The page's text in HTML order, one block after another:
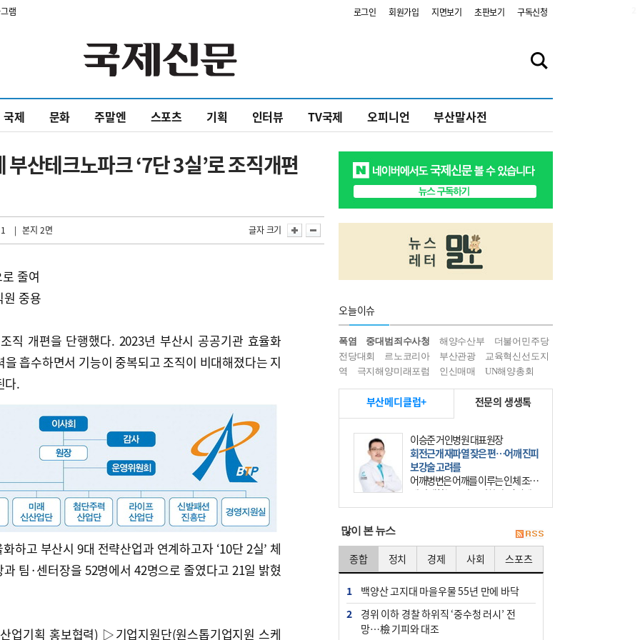
램 로그인 회원가입 지면보기 초판보기 구독신청
국제 문화 주말엔 스포츠 기획 인터뷰 TV국제 오피니언 부산말사전
산테크노파크 ‘7단 3실’로 조직개편
| 본지 2면 글자 크기
줄여
원 중용
직 개편을 단행했다. 2023년 부산시 공공기관 효율화
흡수하면서 기능이 중복되고 조직이 비대해졌다는 지
다.
하고 부산시 9대 전략산업과 연계하고자 ‘10단 2실’ 체
과 팀·센터장을 52명에서 42명으로 줄였다고 21일 밝혔
업기획 홍보협력) ▷기업지원단(원스톱기업지원 스케
오늘이슈
폭염 중대범죄수사청 해양수산부
더불어민주당
전당대회
르노코리아 부산관광
교육혁신선도지
역
극지해양미래포럼 인신매매 UN해양총회
부산메디클럽+ 전문의 생생톡
이승준 거인병원 대표원장
회전근개 재파열 잦은 편…어깨 진피
보강술 고려를
어깨병변은 어깨를 이루는 인체 조직
에 발생하는 손상을 말한다. 여기에
는 오십견과 회전근개 증후군, 어깨
많이 본 뉴스
종합 정치 경제 사회 스포츠
1
백양산 고지대 마을우물 55년 만에 바닥
2
경위 이하 경찰 하위직 ‘중수청 러시’ 전
망…檢 기피와 대조